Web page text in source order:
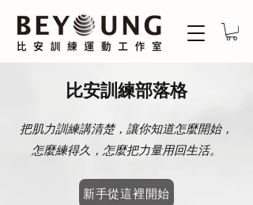
比安訓練部落格
把肌力訓練講清楚，讓你知道怎麼開始，
怎麼練得久，怎麼把力量用回生活。
新手從這裡開始